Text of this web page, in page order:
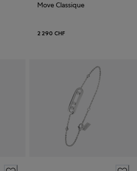
Move Classique
2 290 CHF